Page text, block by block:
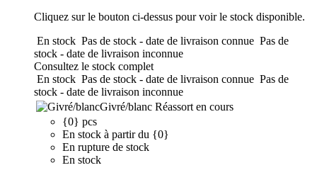
Cliquez sur le bouton ci-dessus pour voir le stock disponible.
En stock Pas de stock - date de livraison connue Pas de
stock - date de livraison inconnue
Consultez le stock complet
En stock Pas de stock - date de livraison connue Pas de
stock - date de livraison inconnue
Givré/blanc Réassort en cours
{0} pcs
En stock à partir du {0}
En rupture de stock
En stock